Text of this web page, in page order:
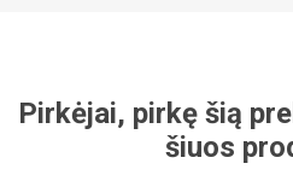
Pirkėjai, pirkę šią
šiuos